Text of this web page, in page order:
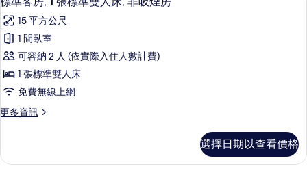
片
情
示
標
準
客
房,
張
準
15 平方公尺
1 間臥室
可容納 2 人 (依實際入住人數計費)
1 張標準雙人床
免費無線上網
更多資訊
更
客
選擇日期以查看價格